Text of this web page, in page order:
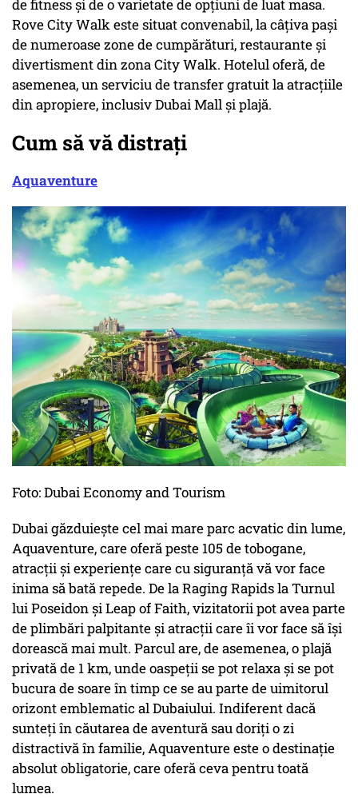
de fitness și de o varietate de opțiuni de luat masa.
Rove City Walk este situat convenabil, la câțiva pași
de numeroase zone de cumpărături, restaurante și
divertisment din zona City Walk. Hotelul oferă, de
asemenea, un serviciu de transfer gratuit la atracțiile
din apropiere, inclusiv Dubai Mall și plajă.
Cum să vă distrați
Aquaventure
Foto: Dubai Economy and Tourism
Dubai găzduiește cel mai mare parc acvatic din lume,
Aquaventure, care oferă peste 105 de tobogane,
atracții și experiențe care cu siguranță vă vor face
inima să bată repede. De la Raging Rapids la Turnul
lui Poseidon și Leap of Faith, vizitatorii pot avea parte
de plimbări palpitante și atracții care îi vor face să își
dorească mai mult. Parcul are, de asemenea, o plajă
privată de 1 km, unde oaspeții se pot relaxa și se pot
bucura de soare în timp ce se au parte de uimitorul
orizont emblematic al Dubaiului. Indiferent dacă
sunteți în căutarea de aventură sau doriți o zi
distractivă în familie, Aquaventure este o destinație
absolut obligatorie, care oferă ceva pentru toată
lumea.